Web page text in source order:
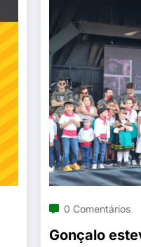
0 Comentários
Gonçalo